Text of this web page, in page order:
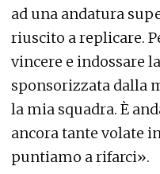
ad una andatura
riuscito a replicare.
vincere e indossare
sponsorizzata dalla
la mia squadra. È
ancora tante volate
puntiamo a rifarci».